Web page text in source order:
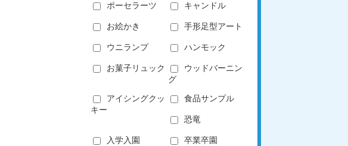
ポーセラーツ キャンドル
お絵かき 手形足型アート
ウニランプ ハンモック
お菓子リュック
ウッドバーニン
グ
アイシングクッ
キー
食品サンプル
恐竜
入学入園 卒業卒園